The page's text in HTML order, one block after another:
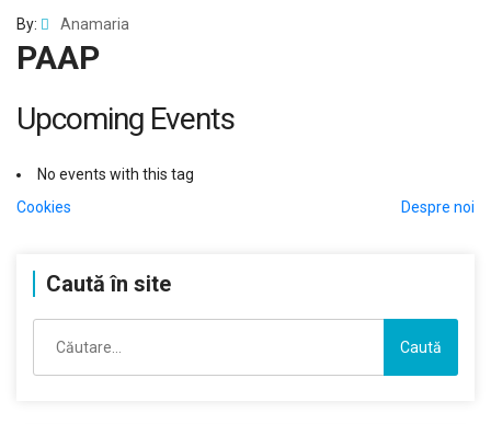
By: Anamaria
PAAP
Upcoming Events
No events with this tag
Navigare
articole
Cookies Despre noi
Caută în site
după: